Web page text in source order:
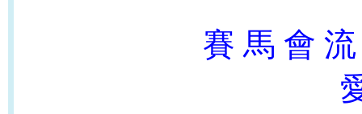
賽 馬 會